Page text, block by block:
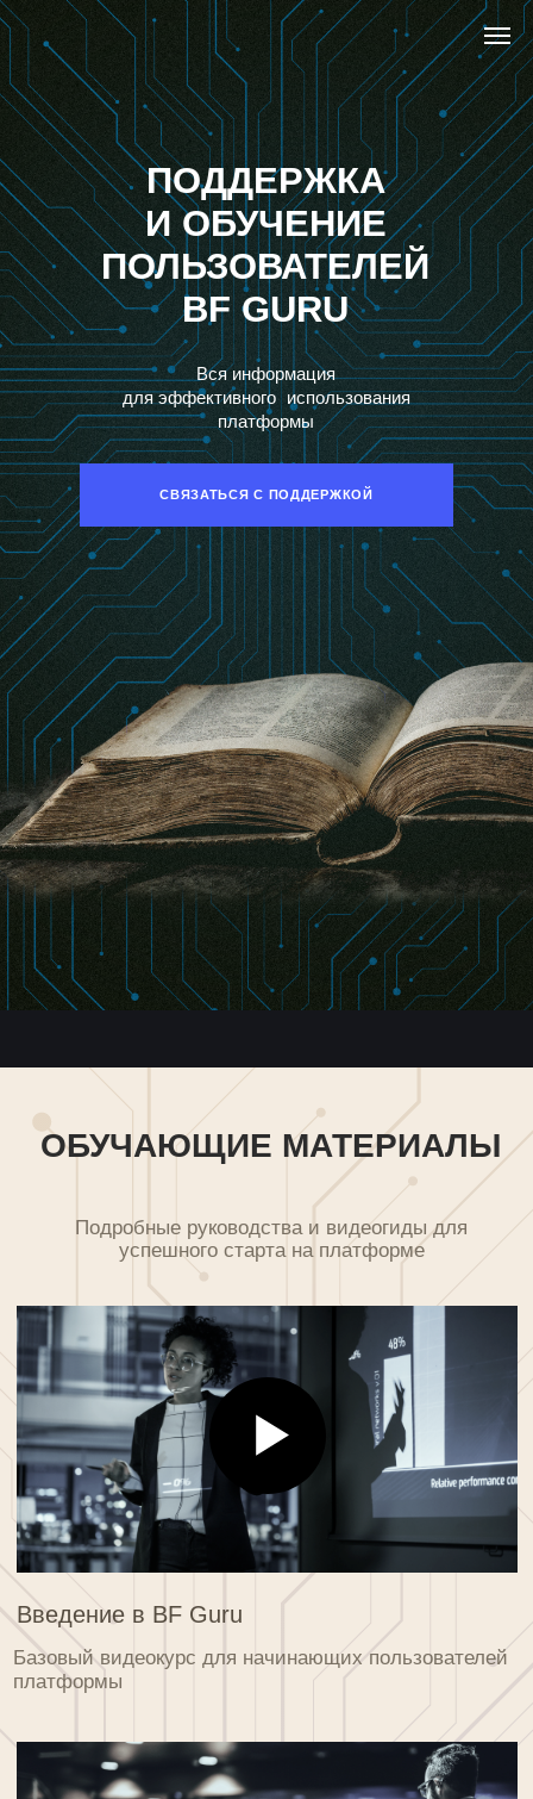
ПОДДЕРЖКА
И ОБУЧЕНИЕ
ПОЛЬЗОВАТЕЛЕЙ
BF GURU
Вся информация
для эффективного использования
платформы
СВЯЗАТЬСЯ С ПОДДЕРЖКОЙ
ОБУЧАЮЩИЕ МАТЕРИАЛЫ
Подробные руководства и видеогиды для
успешного старта на платформе
Инвестирование в банкротное имущество
Как правильно интерпретировать данные
и принимать решения
Работа с аналитическими отчетами
Базовый видеокурс для начинающих пользователей
Введение в BF Guru